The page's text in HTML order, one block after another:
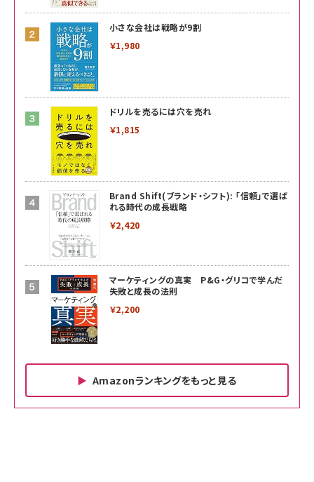
小さな会社は戦略が9割
￥1,980
ドリルを売るには穴を売れ
￥1,815
Brand Shift(ブランド・シフト): 「信頼」で選ば
れる時代の成長戦略
￥2,420
マーケティングの真実 P&G・グリコで学んだ
失敗と成長の法則
￥2,200
Amazonランキングをもっと見る